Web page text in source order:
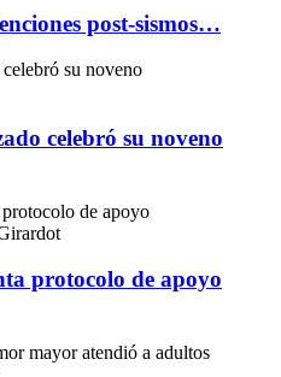
post-sismos…
celebró su noveno
protocolo de apoyo